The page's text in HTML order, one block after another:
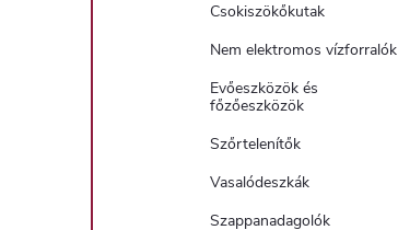
Csokiszökőkutak
Nem elektromos vízforralók
Evőeszközök és
főzőeszközök
Szőrtelenítők
Vasalódeszkák
Szappanadagolók